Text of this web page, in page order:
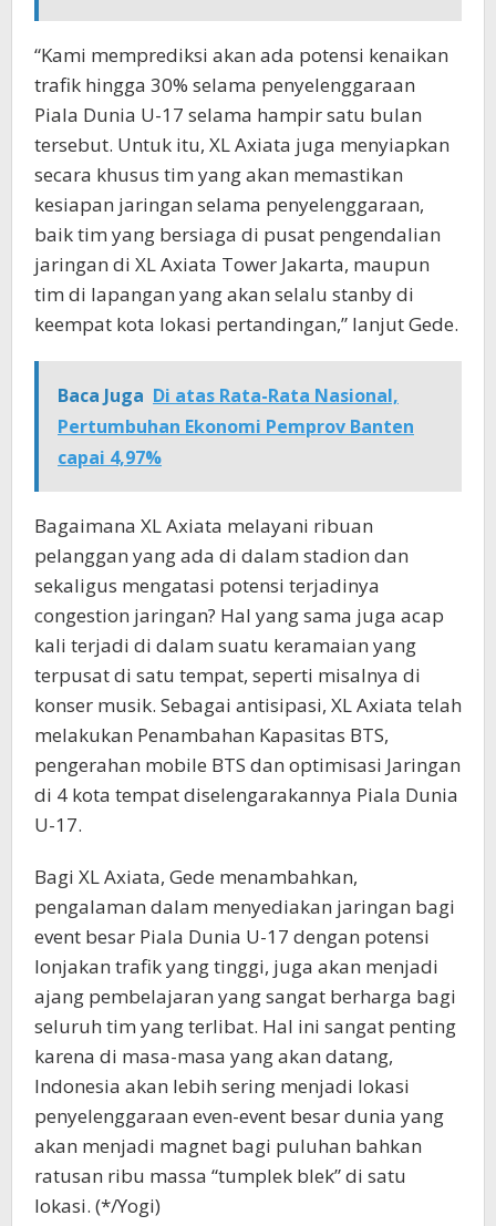
“Kami memprediksi akan ada potensi kenaikan
trafik hingga 30% selama penyelenggaraan
Piala Dunia U-17 selama hampir satu bulan
tersebut. Untuk itu, XL Axiata juga menyiapkan
secara khusus tim yang akan memastikan
kesiapan jaringan selama penyelenggaraan,
baik tim yang bersiaga di pusat pengendalian
jaringan di XL Axiata Tower Jakarta, maupun
tim di lapangan yang akan selalu stanby di
keempat kota lokasi pertandingan,” lanjut Gede.
Baca Juga Di atas Rata-Rata Nasional,
Pertumbuhan Ekonomi Pemprov Banten
capai 4,97%
Bagaimana XL Axiata melayani ribuan
pelanggan yang ada di dalam stadion dan
sekaligus mengatasi potensi terjadinya
congestion jaringan? Hal yang sama juga acap
kali terjadi di dalam suatu keramaian yang
terpusat di satu tempat, seperti misalnya di
konser musik. Sebagai antisipasi, XL Axiata telah
melakukan Penambahan Kapasitas BTS,
pengerahan mobile BTS dan optimisasi Jaringan
di 4 kota tempat diselengarakannya Piala Dunia
U-17.
Bagi XL Axiata, Gede menambahkan,
pengalaman dalam menyediakan jaringan bagi
event besar Piala Dunia U-17 dengan potensi
lonjakan trafik yang tinggi, juga akan menjadi
ajang pembelajaran yang sangat berharga bagi
seluruh tim yang terlibat. Hal ini sangat penting
karena di masa-masa yang akan datang,
Indonesia akan lebih sering menjadi lokasi
penyelenggaraan even-event besar dunia yang
akan menjadi magnet bagi puluhan bahkan
ratusan ribu massa “tumplek blek” di satu
lokasi. (*/Yogi)